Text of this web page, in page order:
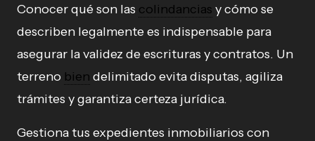
Conocer qué son las colindancias y cómo se
describen legalmente es indispensable para
asegurar la validez de escrituras y contratos. Un
terreno bien delimitado evita disputas, agiliza
trámites y garantiza certeza jurídica.
Gestiona tus expedientes inmobiliarios con